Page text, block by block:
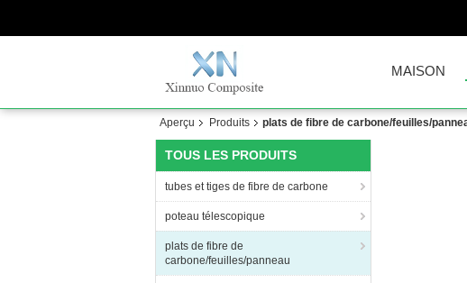
MAISON
Aperçu Produits plats de fibre de carbone/feuilles/
TOUS LES PRODUITS
tubes et tiges de fibre de carbone
poteau télescopique
plats de fibre de
carbone/feuilles/panneau